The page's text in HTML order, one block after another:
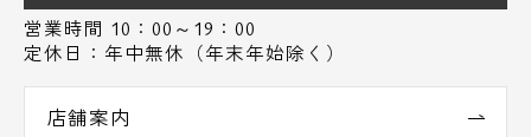
営業時間 10：00～19：00
定休日：年中無休（年末年始除く）
店舗案内